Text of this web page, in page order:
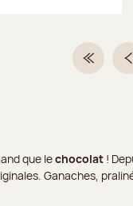
que lechocolat!
Ganaches,